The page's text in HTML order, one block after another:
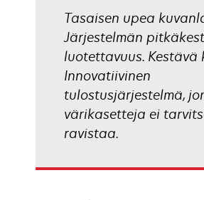
Tasaisen upea
Järjestelmän
luotettavuus. Kestävä
Innovatiivinen
tulostusjärjestelmä,
värikasetteja ei
ravistaa.